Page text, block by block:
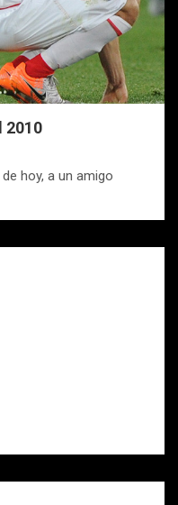
2010
hoy, a un amigo